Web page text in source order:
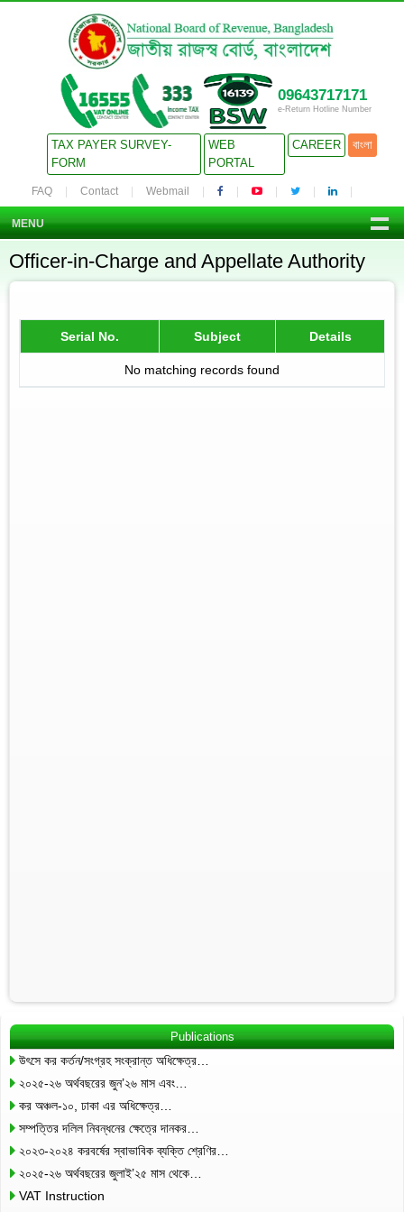
09643717171
e-Return Hotline Number
TAX PAYER SURVEY-
FORM
WEB
PORTAL
CAREER বাংলা
FAQ Contact Webmail
MENU
Officer-in-Charge and Appellate Authority
Serial No. Subject Details
No matching records found
Publications
উৎসে কর কর্তন/সংগ্রহ সংক্রান্ত অধিক্ষেত্র…
২০২৫-২৬ অর্থবছরের জুন’২৬ মাস এবং…
কর অঞ্চল-১০, ঢাকা এর অধিক্ষেত্র…
সম্পত্তির দলিল নিবন্ধনের ক্ষেত্রে দানকর…
২০২৩-২০২৪ করবর্ষের স্বাভাবিক ব্যক্তি শ্রেণির…
২০২৫-২৬ অর্থবছরের জুলাই’২৫ মাস থেকে…
VAT Instruction